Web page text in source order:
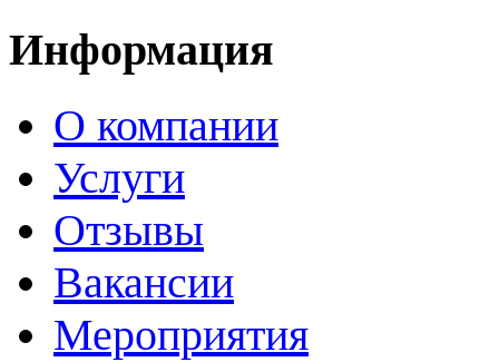
Информация
О компании
Услуги
Отзывы
Вакансии
Мероприятия